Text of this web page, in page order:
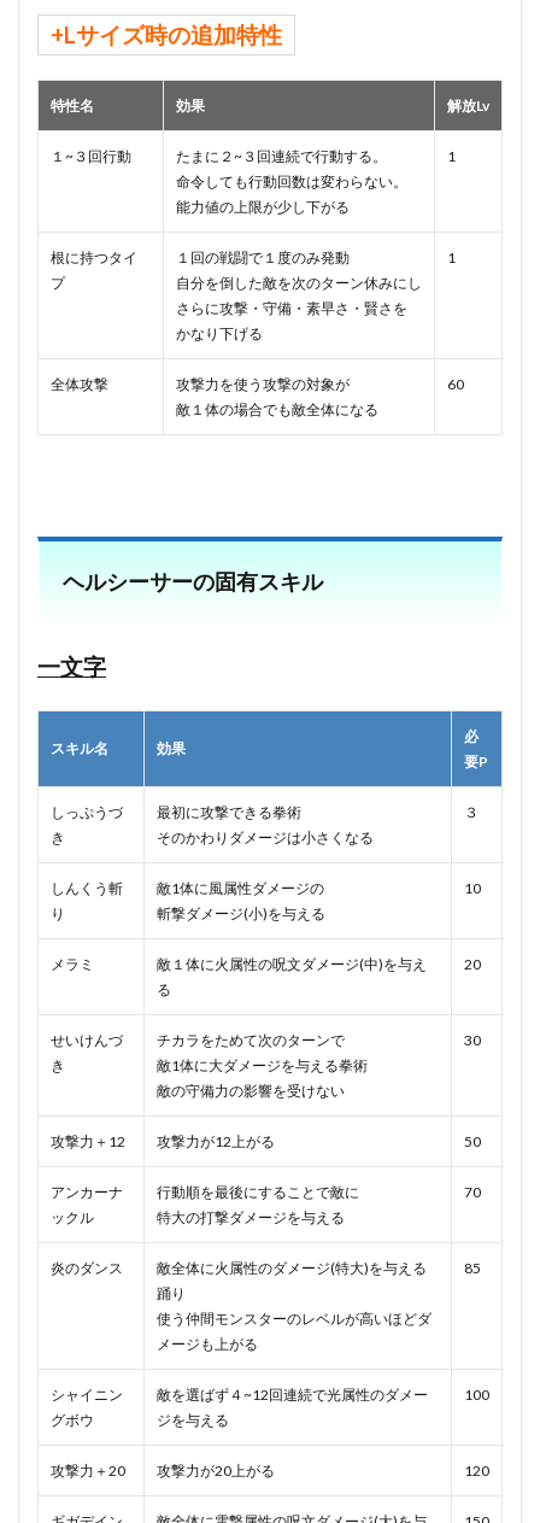
+Lサイズ時の追加特性
特性名 効果 解放Lv
１~３回行動
たまに２~３回連続で行動する。
命令しても行動回数は変わらない。
能力値の上限が少し下がる
1
根に持つタイ
プ
１回の戦闘で１度のみ発動
自分を倒した敵を次のターン休みにし
さらに攻撃・守備・素早さ・賢さを
かなり下げる
1
全体攻撃
攻撃力を使う攻撃の対象が
敵１体の場合でも敵全体になる
60
ヘルシーサーの固有スキル
一文字
スキル名 効果
必
要P
しっぷうづ
き
最初に攻撃できる拳術
そのかわりダメージは小さくなる
３
しんくう斬
り
敵1体に風属性ダメージの
斬撃ダメージ(小)を与える
10
メラミ
敵１体に火属性の呪文ダメージ(中)を与え
る
20
せいけんづ
き
チカラをためて次のターンで
敵1体に大ダメージを与える拳術
敵の守備力の影響を受けない
30
攻撃力＋12 攻撃力が12上がる 50
アンカーナ
ックル
行動順を最後にすることで敵に
特大の打撃ダメージを与える
70
炎のダンス
敵全体に火属性のダメージ(特大)を与える
踊り
使う仲間モンスターのレベルが高いほどダ
メージも上がる
85
シャイニン
グボウ
敵を選ばず４~12回連続で光属性のダメー
ジを与える
100
攻撃力＋20 攻撃力が20上がる 120